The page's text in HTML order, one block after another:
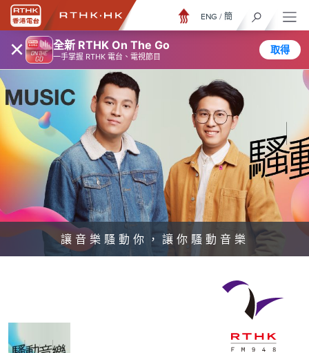
× 全新 RTHK On The Go
一手掌握 RTHK 電台、電視節目
取得
ENG / 簡
讓音樂騷動你，讓你騷動音樂